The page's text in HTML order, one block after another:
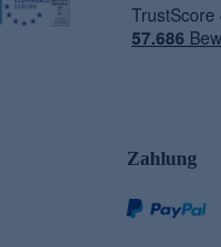
Zahlung